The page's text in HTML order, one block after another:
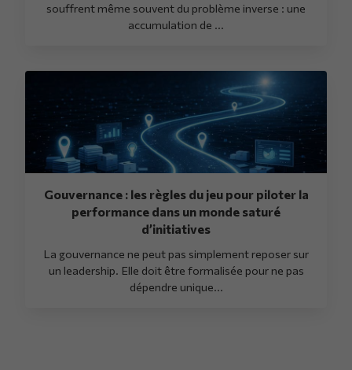
souffrent même souvent du problème inverse : une
accumulation de ...
Gouvernance : les règles du jeu pour piloter la
performance dans un monde saturé
d’initiatives
La gouvernance ne peut pas simplement reposer sur
un leadership. Elle doit être formalisée pour ne pas
dépendre unique...